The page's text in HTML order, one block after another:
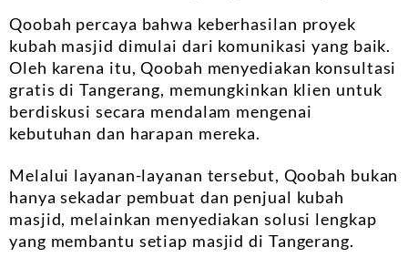
Qoobah percaya bahwa keberhasilan proyek
kubah masjid dimulai dari komunikasi yang baik.
Oleh karena itu, Qoobah menyediakan konsultasi
gratis di Tangerang, memungkinkan klien untuk
berdiskusi secara mendalam mengenai
kebutuhan dan harapan mereka.
Melalui layanan-layanan tersebut, Qoobah bukan
hanya sekadar pembuat dan penjual kubah
masjid, melainkan menyediakan solusi lengkap
yang membantu setiap masjid di Tangerang.